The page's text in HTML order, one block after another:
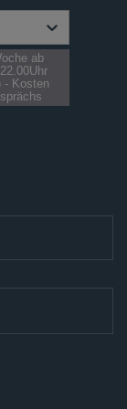
ab
- Kosten